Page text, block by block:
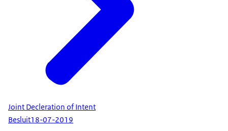
Joint Decleration of Intent
Besluit18-07-2019